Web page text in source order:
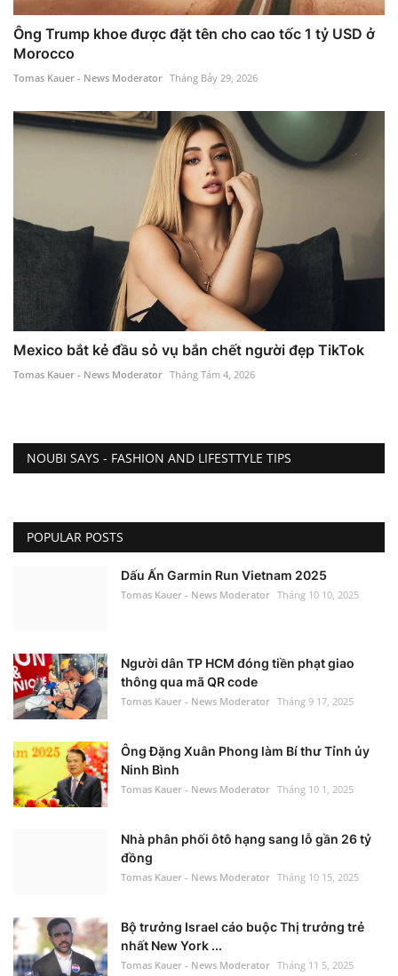
Ông Trump khoe được đặt tên cho cao tốc 1 tỷ USD ở
Morocco
Tomas Kauer - News Moderator Tháng Bảy 29, 2026
Mexico bắt kẻ đầu sỏ vụ bắn chết người đẹp TikTok
Tomas Kauer - News Moderator Tháng Tám 4, 2026
NOUBI SAYS - FASHION AND LIFESTTYLE TIPS
POPULAR POSTS
Dấu Ấn Garmin Run Vietnam 2025
Tomas Kauer - News Moderator Tháng 10 10, 2025
Người dân TP HCM đóng tiền phạt giao
thông qua mã QR code
Tomas Kauer - News Moderator Tháng 9 17, 2025
Ông Đặng Xuân Phong làm Bí thư Tỉnh ủy
Ninh Bình
Tomas Kauer - News Moderator Tháng 10 1, 2025
Nhà phân phối ôtô hạng sang lỗ gần 26 tỷ
đồng
Tomas Kauer - News Moderator Tháng 10 15, 2025
Bộ trưởng Israel cáo buộc Thị trưởng trẻ
nhất New York ...
Tomas Kauer - News Moderator Tháng 11 5, 2025